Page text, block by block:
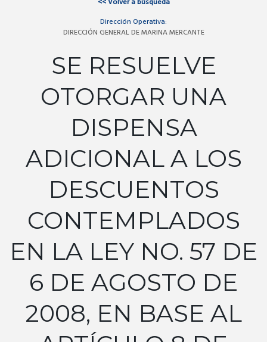
<<Volver a búsqueda
Dirección Operativa:
DIRECCIÓN GENERAL DE MARINA MERCANTE
SE RESUELVE
OTORGAR UNA
DISPENSA
ADICIONAL A LOS
DESCUENTOS
CONTEMPLADOS
EN LA LEY NO. 57 DE
6 DE AGOSTO DE
2008, EN BASE AL